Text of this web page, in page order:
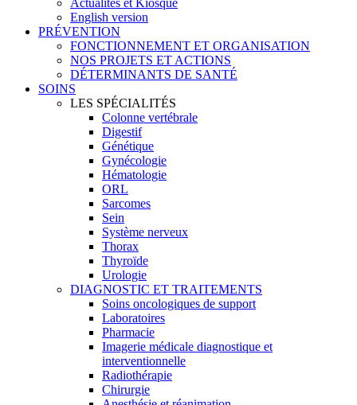
Actualités et Kiosque
English version
PRÉVENTION
FONCTIONNEMENT ET ORGANISATION
NOS PROJETS ET ACTIONS
DÉTERMINANTS DE SANTÉ
SOINS
LES SPÉCIALITÉS
Colonne vertébrale
Digestif
Génétique
Gynécologie
Hématologie
ORL
Sarcomes
Sein
Système nerveux
Thorax
Thyroïde
Urologie
DIAGNOSTIC ET TRAITEMENTS
Soins oncologiques de support
Laboratoires
Pharmacie
Imagerie médicale diagnostique et
interventionnelle
Radiothérapie
Chirurgie